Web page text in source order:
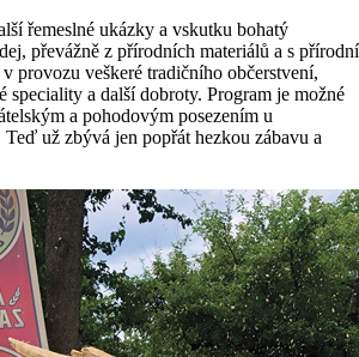
řemeslné ukázky a vskutku bohatý
převážně z přírodních materiálů a s přírodní
provozu veškeré tradičního občerstvení,
speciality a další dobroty. Program je možné
a pohodovým posezením u
už zbývá jen popřát hezkou zábavu a